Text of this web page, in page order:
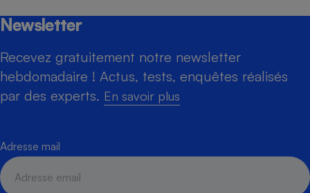
Newsletter
Recevez gratuitement notre newsletter
hebdomadaire ! Actus, tests, enquêtes réalisés
par des experts. En savoir plus
Adresse mail